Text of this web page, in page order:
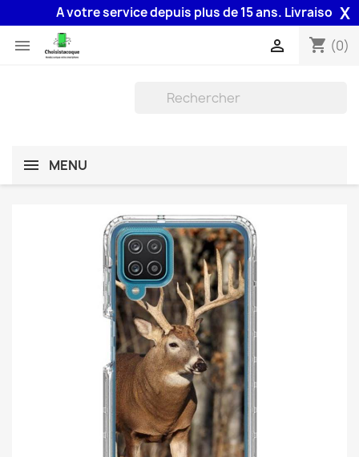
A votre service depuis plus de 15 ans. Livraison 48H
X
 shopping_cart (0)

MENU